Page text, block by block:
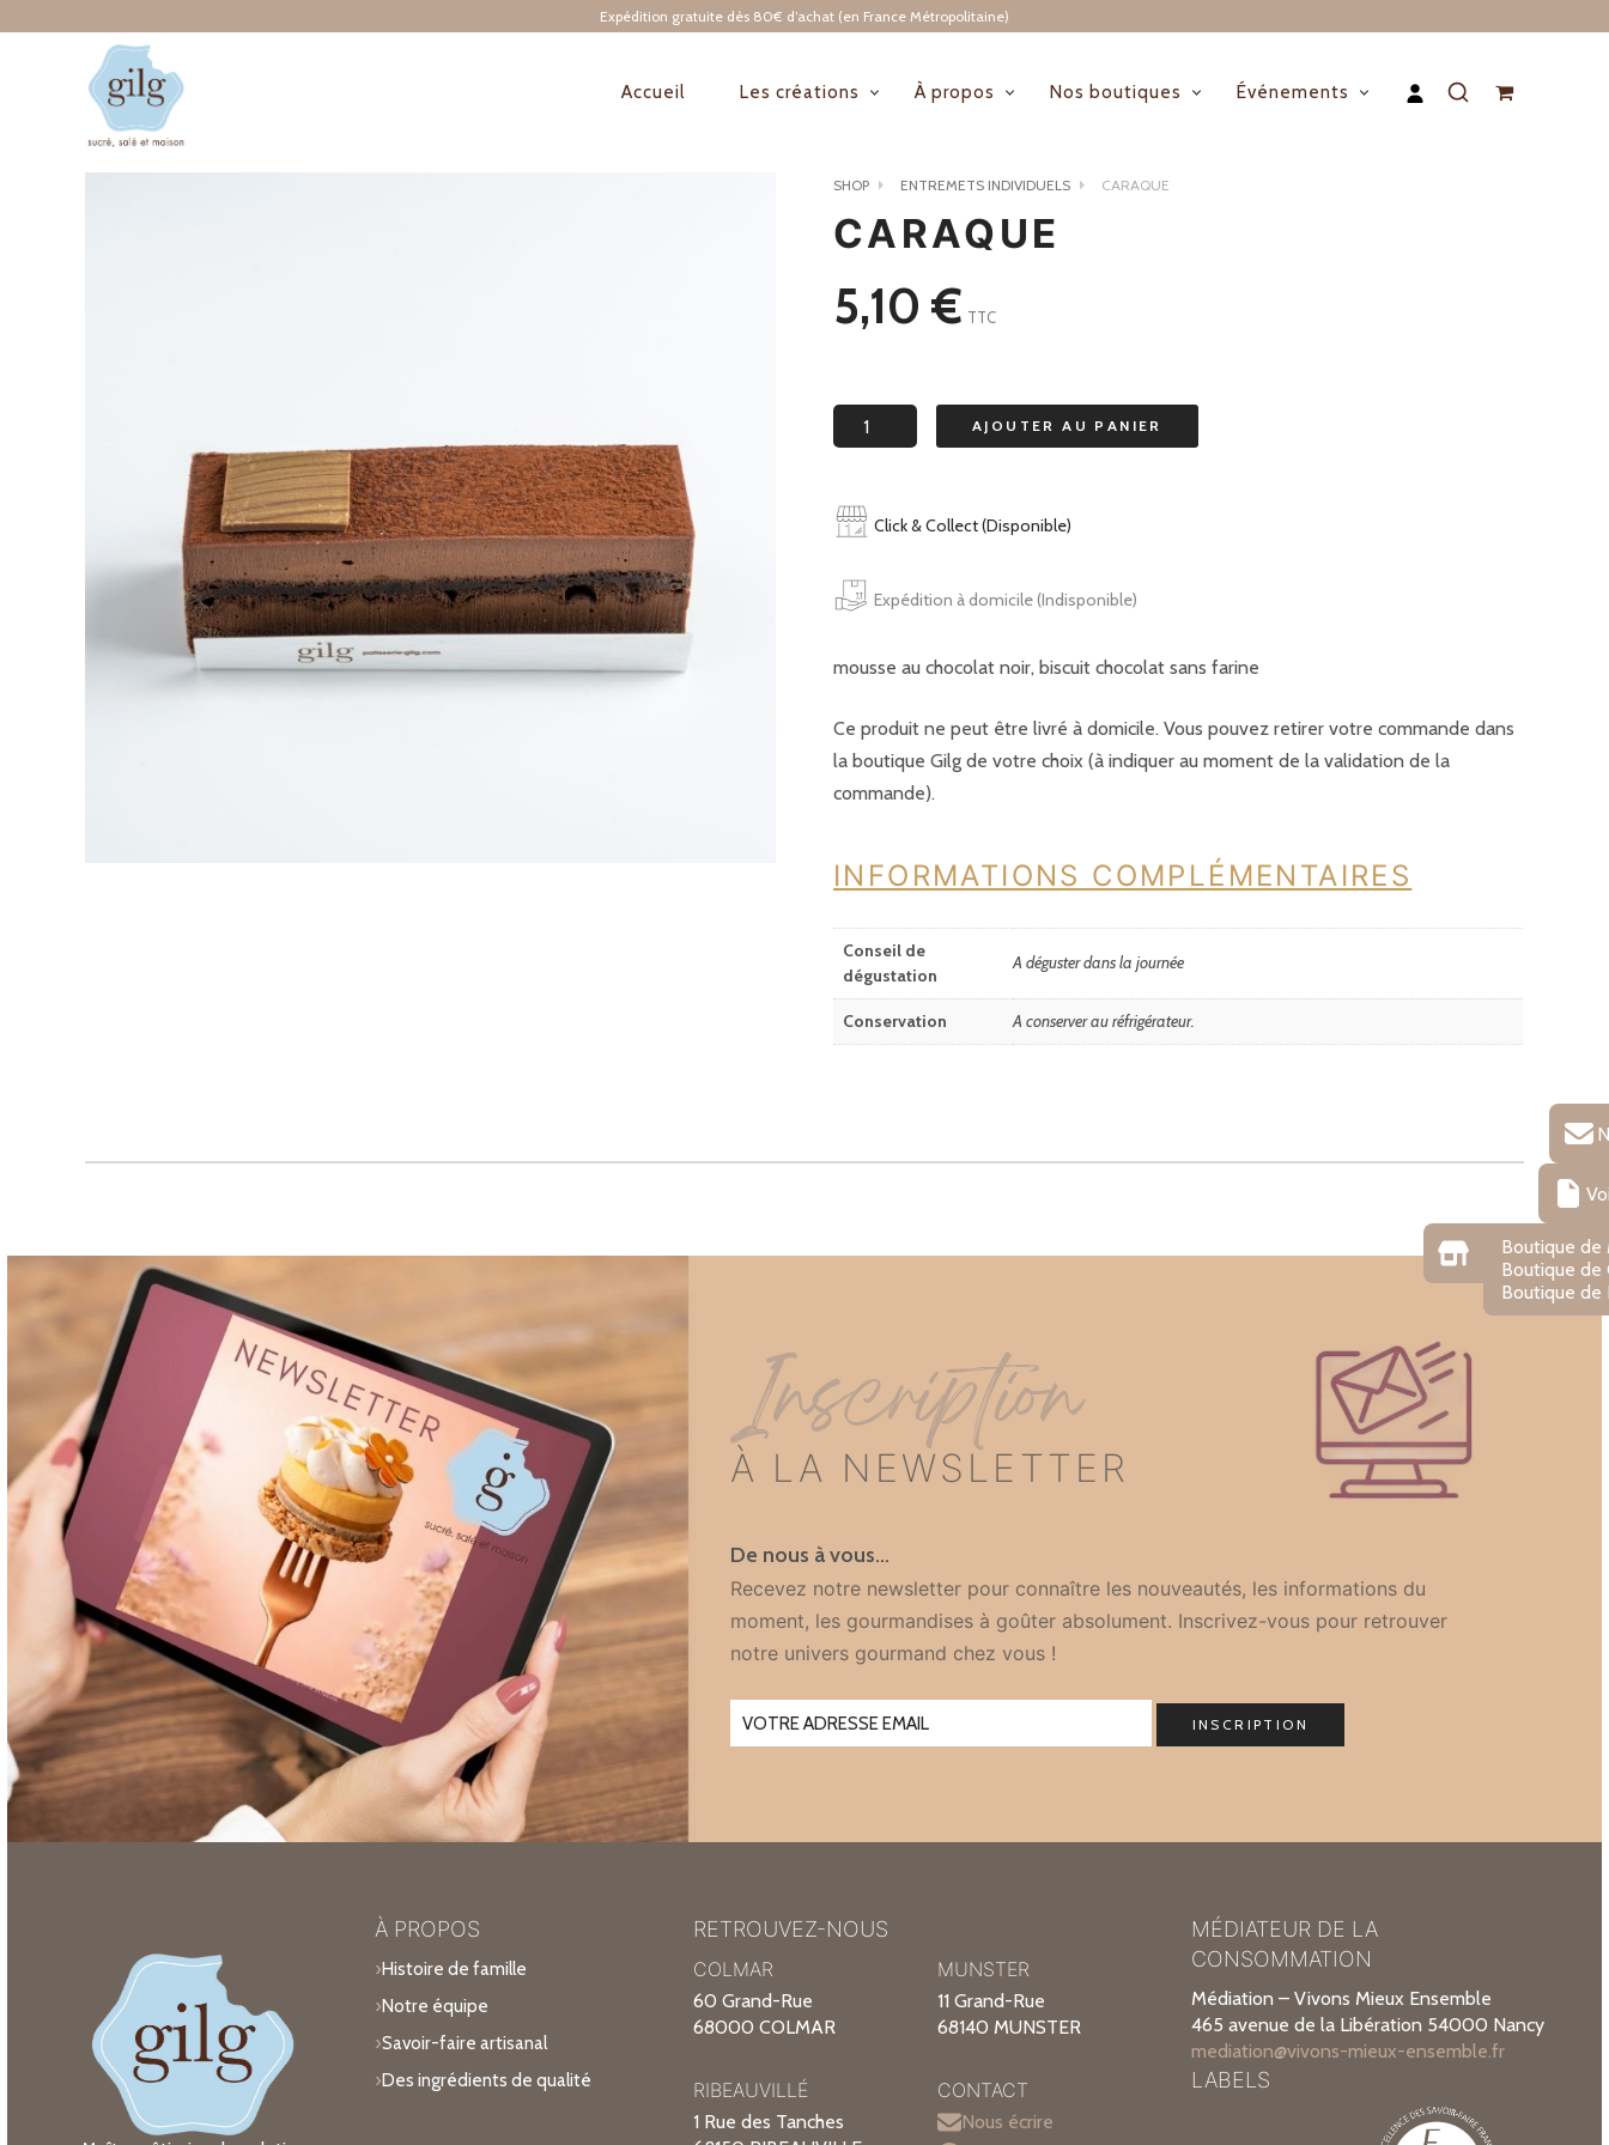
Expédition gratuite dès 80€ d’achat (en France Métropolitaine)
NAVIGATION
Accueil Les créations À propos Nos boutiques Événements
SHOP ENTREMETS INDIVIDUELS CARAQUE
CARAQUE
5,10€ TTC
quantité
de
AJOUTER AU PANIER
Click & Collect (Disponible)
Expédition à domicile (Indisponible)
mousse au chocolat noir, biscuit chocolat sans farine
Ce produit ne peut être livré à domicile. Vous pouvez retirer votre commande dans
la boutique Gilg de votre choix (à indiquer au moment de la validation de la
commande).
INFORMATIONS COMPLÉMENTAIRES
Conseil de
dégustation
A déguster dans la journée
Conservation A conserver au réfrigérateur.
Boutique de
Boutique de
Boutique de
Inscription
À LA NEWSLETTER
De nous à vous…
Recevez notre newsletter pour connaître les nouveautés, les informations du
moment, les gourmandises à goûter absolument. Inscrivez-vous pour retrouver
notre univers gourmand chez vous !
À PROPOS
Histoire de famille
Notre équipe
Savoir-faire artisanal
Des ingrédients de qualité
RETROUVEZ-NOUS
COLMAR
60 Grand-Rue
68000 COLMAR
MUNSTER
11 Grand-Rue
68140 MUNSTER
RIBEAUVILLÉ
1 Rue des Tanches
CONTACT
Nous écrire
MÉDIATEUR DE LA
CONSOMMATION
Médiation – Vivons Mieux Ensemble
465 avenue de la Libération 54000 Nancy
mediation@vivons-mieux-ensemble.fr
LABELS